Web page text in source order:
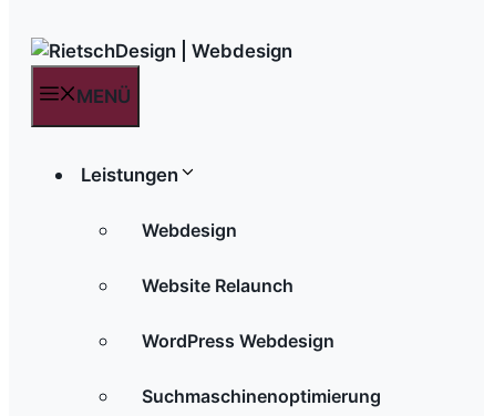
MENÜ
Leistungen
Webdesign
Website Relaunch
WordPress Webdesign
Suchmaschinenoptimierung